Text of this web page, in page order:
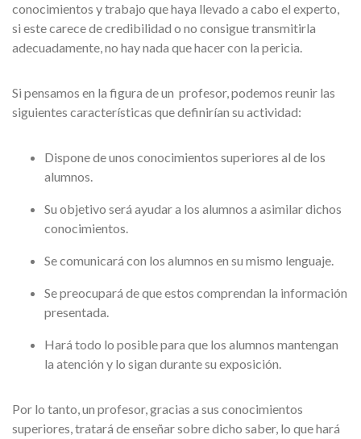
conocimientos y trabajo que haya llevado a cabo el experto,
si este carece de credibilidad o no consigue transmitirla
adecuadamente, no hay nada que hacer con la pericia.
Si pensamos en la figura de un profesor, podemos reunir las
siguientes características que definirían su actividad:
Dispone de unos conocimientos superiores al de los
alumnos.
Su objetivo será ayudar a los alumnos a asimilar dichos
conocimientos.
Se comunicará con los alumnos en su mismo lenguaje.
Se preocupará de que estos comprendan la información
presentada.
Hará todo lo posible para que los alumnos mantengan
la atención y lo sigan durante su exposición.
Por lo tanto, un profesor, gracias a sus conocimientos
superiores, tratará de enseñar sobre dicho saber, lo que hará